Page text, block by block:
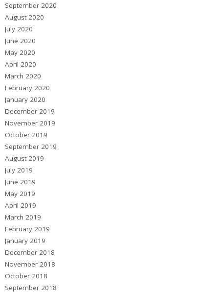
September 2020
August 2020
July 2020
June 2020
May 2020
April 2020
March 2020
February 2020
January 2020
December 2019
November 2019
October 2019
September 2019
August 2019
July 2019
June 2019
May 2019
April 2019
March 2019
February 2019
January 2019
December 2018
November 2018
October 2018
September 2018